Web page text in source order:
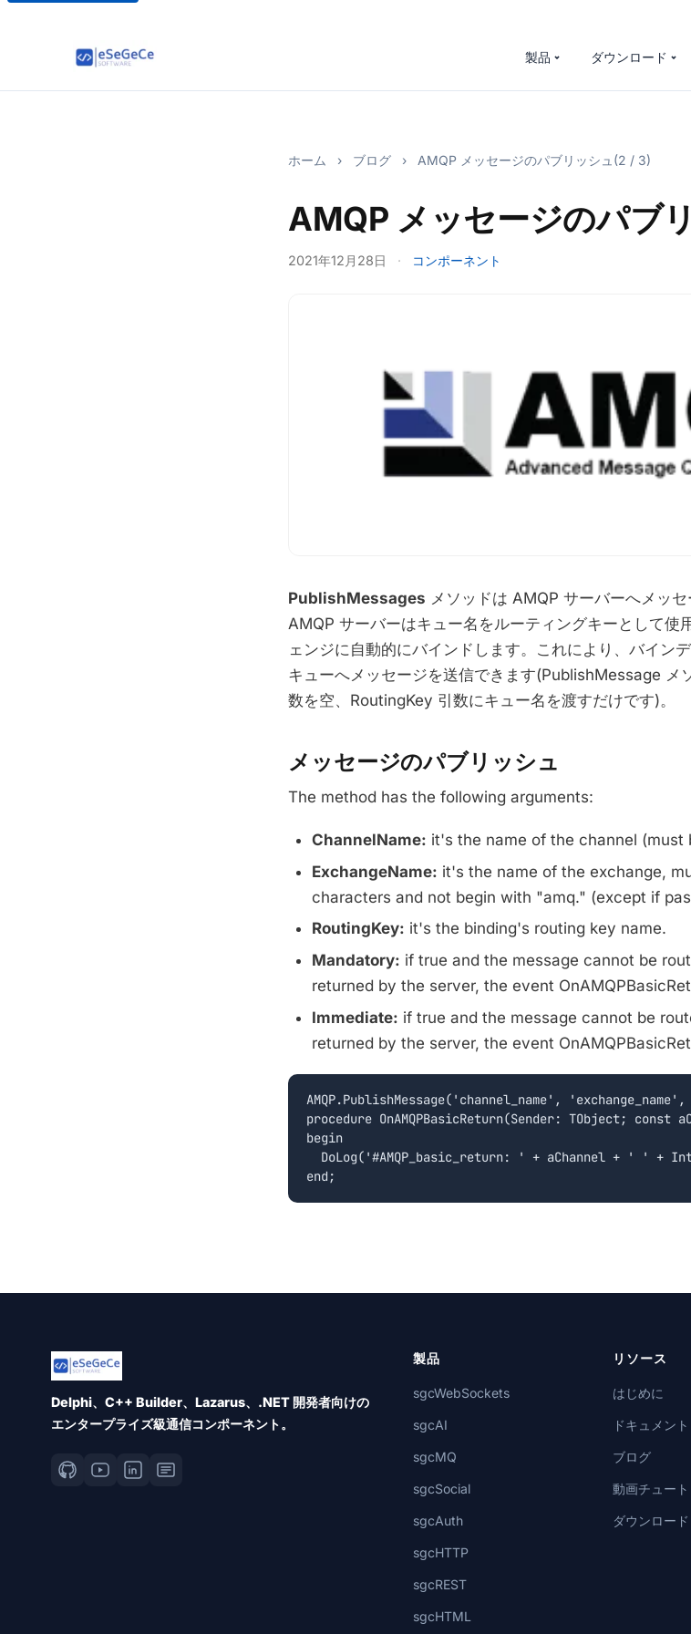
製品 ダウンロード
ホーム › ブログ › AMQP メッセージのパブリッシュ(2 / 3)
AMQP メッセージのパブ
2021年12月28日 · コンポーネント
PublishMessages メソッドは AMQP サーバーへメッ
AMQP サーバーはキュー名をルーティングキーとして使
ェンジに自動的にバインドします。これにより、バイン
キューへメッセージを送信できます(PublishMessage メ
数を空、RoutingKey 引数にキュー名を渡すだけです)。
メッセージのパブリッシュ
The method has the following arguments:
ChannelName: it's the name of the channel
ExchangeName: it's the name of the exchange,
characters and not begin with "amq." (except if
RoutingKey: it's the binding's routing key name.
Mandatory: if true and the message cannot be
returned by the server, the event
Immediate: if true and the message cannot be
returned by the server, the event
AMQP.PublishMessage('channel_name',
procedure OnAMQPBasicReturn(Sender: TObject; const
begin
DoLog('#AMQP_basic_return: ' + aChannel + ' ' +
Delphi、C++ Builder、Lazarus、.NET 開発者向けの
エンタープライズ級通信コンポーネント。
製品
sgcWebSockets
sgcAI
sgcMQ
sgcSocial
sgcAuth
sgcHTTP
sgcREST
sgcHTML
リソース
はじめに
ドキュメント
ブログ
動画チュー
ダウンロード